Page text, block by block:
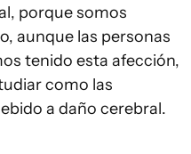
porque somos
aunque las personas
tenido esta afección,
como las
a daño cerebral.